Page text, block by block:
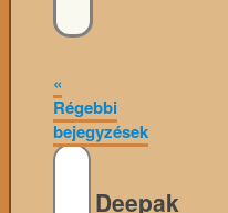
«
Régebbi
bejegyzések
Deepak